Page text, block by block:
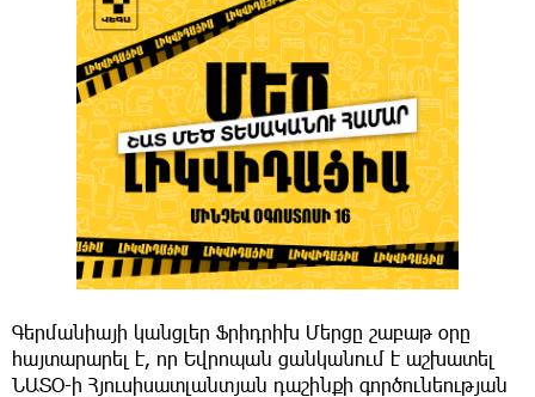
Գերմանիայի կանցլեր Ֆրիդրիխ Մերցը շաբաթ օրը
հայտարարել է, որ Եվրոպան ցանկանում է աշխատել
ՆԱՏՕ-ի Հյուսիսատլանտյան դաշինքի գործունեության